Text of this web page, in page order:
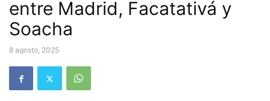
entre Madrid, Facatativá y
Soacha
8 agosto, 2025